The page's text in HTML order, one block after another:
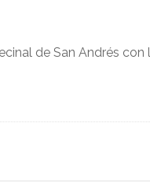
de San Andrés